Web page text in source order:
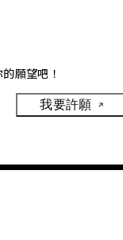
願望吧！
我要許願